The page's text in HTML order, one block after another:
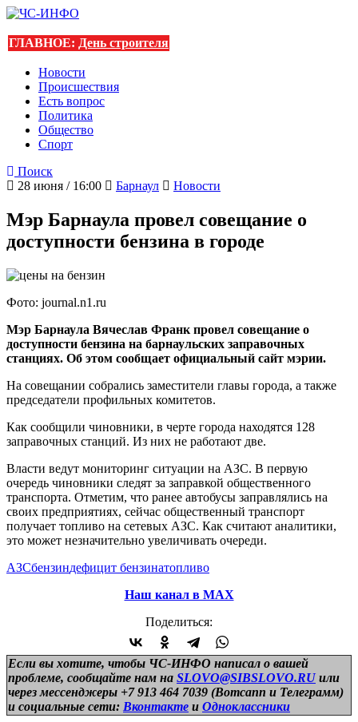
ГЛАВНОЕ: День строителя
Новости
Происшествия
Есть вопрос
Политика
Общество
Спорт
Поиск
28 июня / 16:00
Барнаул Новости
Мэр Барнаула провел совещание о
доступности бензина в городе
Фото: journal.n1.ru
Мэр Барнаула Вячеслав Франк провел совещание о
доступности бензина на барнаульских заправочных
станциях. Об этом сообщает официальный сайт мэрии.
На совещании собрались заместители главы города, а также
председатели профильных комитетов.
Как сообщили чиновники, в черте города находятся 128
заправочных станций. Из них не работают две.
Власти ведут мониторинг ситуации на АЗС. В первую
очередь чиновники следят за заправкой общественного
транспорта. Отметим, что ранее автобусы заправлялись на
своих предприятиях, сейчас общественный транспорт
получает топливо на сетевых АЗС. Как считают аналитики,
это может незначительно увеличивать очереди.
АЗСбензиндефицит бензинатопливо
Наш канал в МАХ
Поделиться:
Если вы хотите, чтобы ЧС-ИНФО написал о вашей
проблеме, сообщайте нам на SLOVO@SIBSLOVO.RU или
через мессенджеры +7 913 464 7039 (Вотсапп и Телеграмм)
и социальные сети: Вконтакте и Одноклассники